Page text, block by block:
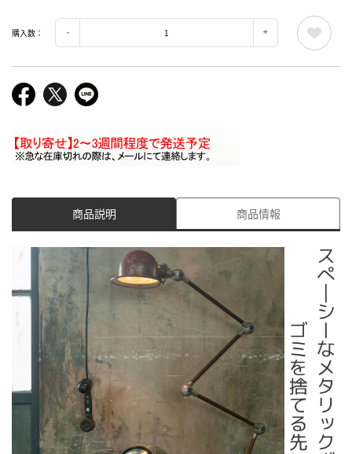
購入数：
商品説明 商品情報